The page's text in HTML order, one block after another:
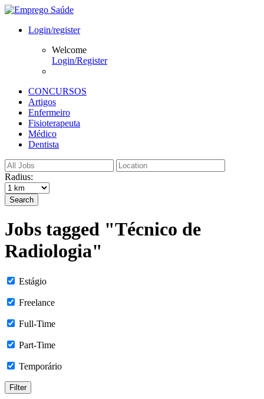
Login/register
Welcome
Login/Register
CONCURSOS
Artigos
Enfermeiro
Fisioterapeuta
Médico
Dentista
Radius:
Search
Jobs tagged "Técnico de
Radiologia"
Estágio
Freelance
Full-Time
Part-Time
Temporário